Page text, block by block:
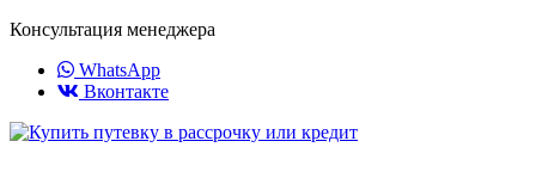
Консультация менеджера
WhatsApp
Вконтакте